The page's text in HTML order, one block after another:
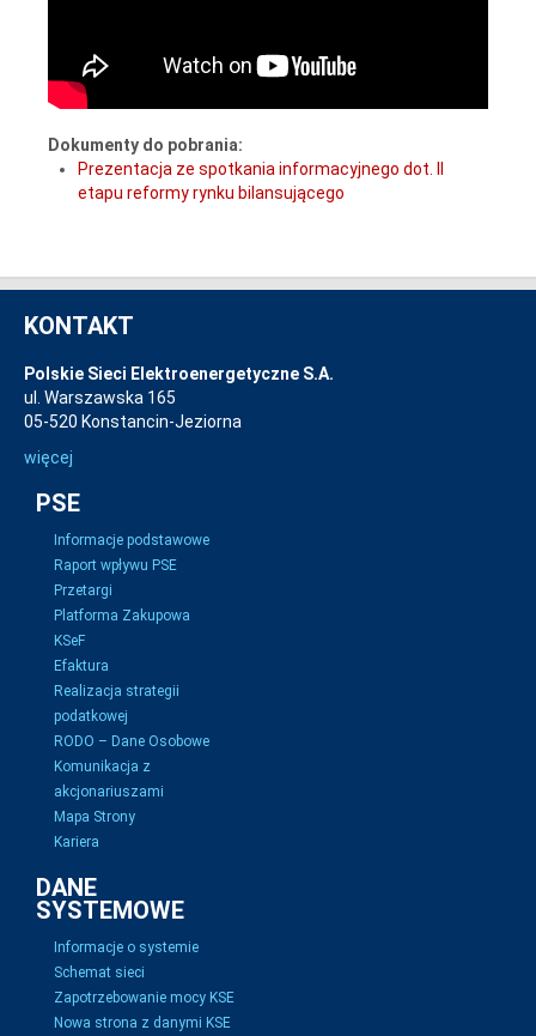
Dokumenty do pobrania:
Prezentacja ze spotkania informacyjnego dot. II
etapu reformy rynku bilansującego
KONTAKT
Polskie Sieci Elektroenergetyczne S.A.
ul. Warszawska 165
05-520 Konstancin-Jeziorna
więcej
PSE
Informacje podstawowe
Raport wpływu PSE
Przetargi
Platforma Zakupowa
KSeF
Efaktura
Realizacja strategii
podatkowej
RODO – Dane Osobowe
Komunikacja z
akcjonariuszami
Mapa Strony
Kariera
DANE
SYSTEMOWE
Informacje o systemie
Schemat sieci
Zapotrzebowanie mocy KSE
Nowa strona z danymi KSE